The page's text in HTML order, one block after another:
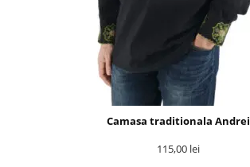
Camasa traditionala Andrei
115,00 lei